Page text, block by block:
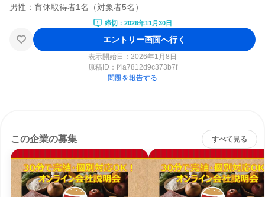
締切：2026年11月30日
エントリー画面へ行く
表示開始日：2026年1月8日
原稿ID： f4a7812d9c373b7f
問題を報告する
この企業の募集 すべて見る